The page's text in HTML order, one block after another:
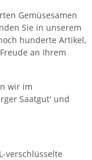
Gemüsesamen
Sie in unserem
hunderte Artikel,
an Ihrem
wir im
Saatgut' und
verschlüsselte